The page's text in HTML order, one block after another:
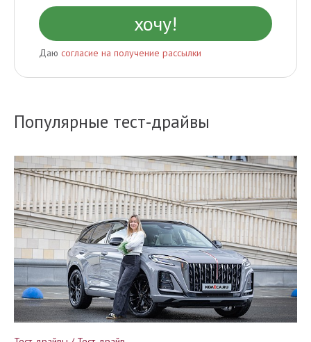
Даю согласие на получение рассылки
Популярные тест-драйвы